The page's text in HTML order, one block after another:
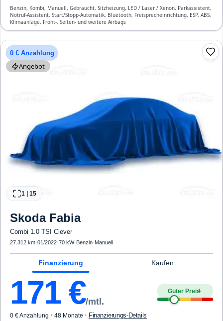
Benzin, Kombi, Manuell, Gebraucht, Sitzheizung, LED / Laser / Xenon, Parkassistent,
Notruf-Assistent, Start/Stopp-Automatik, Bluetooth, Freisprecheinrichtung, ESP, ABS,
Klimaanlage, Front-, Seiten- und weitere Airbags
0 € Anzahlung
Angebot
1 15
Skoda Fabia
Combi 1.0 TSI Clever
27.312 km·01/2022·70 kW· Benzin· Manuell
Finanzierung Kaufen
171€/mtl.
Guter Preis4
0 € Anzahlung · 48 Monate · Finanzierungs-Details